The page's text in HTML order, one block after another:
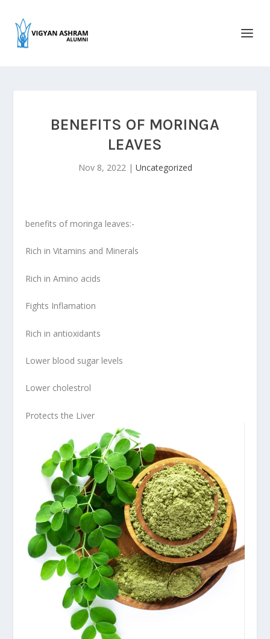
BENEFITS OF MORINGA
LEAVES
Nov 8, 2022| Uncategorized
benefits of moringa leaves:-
Rich in Vitamins and Minerals
Rich in Amino acids
Fights Inflamation
Rich in antioxidants
Lower blood sugar levels
Lower cholestrol
Protects the Liver